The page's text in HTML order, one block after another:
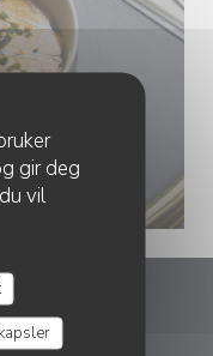
gir deg
vil